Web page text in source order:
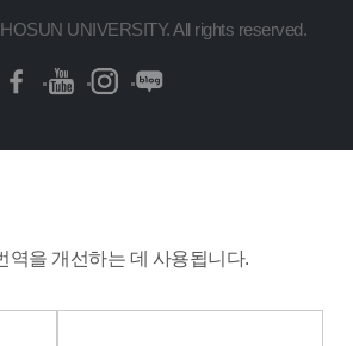
UNIVERSITY. All rights reserved.
역을 개선하는 데 사용됩니다.